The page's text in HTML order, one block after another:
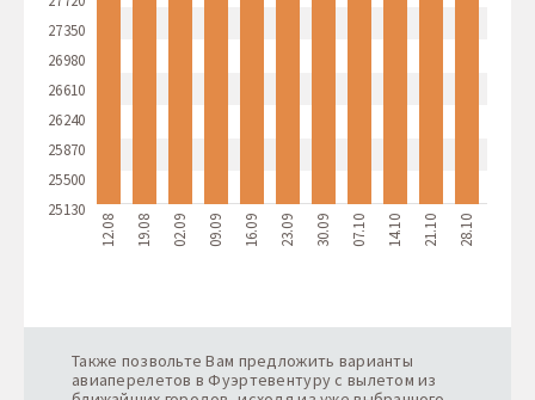
27350
26980
26610
26240
25870
25500
25130
12.08 19.08 02.09 09.09 16.09 23.09 30.09 07.10 14.10 21.10 28.10
Также позвольте Вам предложить варианты
авиаперелетов в Фуэртевентуру с вылетом из